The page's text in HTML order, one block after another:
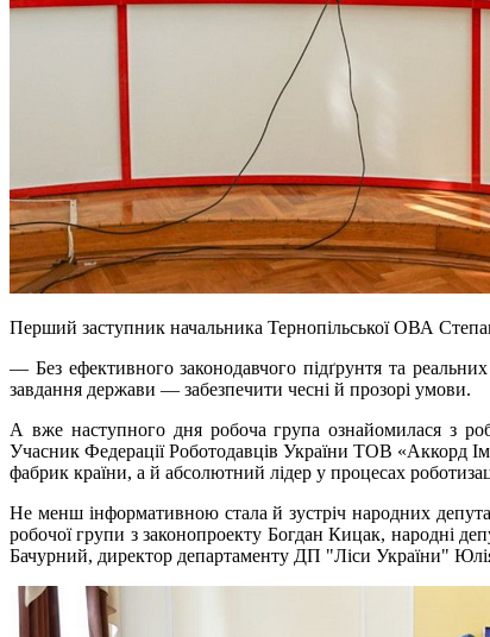
Перший заступник начальника Тернопільської ОВА
— Без ефективного законодавчого підґрунтя та
завдання держави — забезпечити чесні й прозорі умови.
А вже наступного дня робоча група ознайомилася з
Учасник Федерації Роботодавців України ТОВ «Аккорд
фабрик країни, а й абсолютний лідер у процесах
Не менш інформативною стала й зустріч народних
робочої групи з законопроекту Богдан Кицак, народні
Бачурний, директор департаменту ДП "Ліси України"